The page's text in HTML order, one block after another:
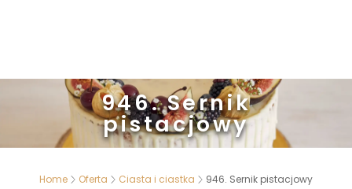
946. Sernik
pistacjowy
Home Oferta Ciasta i ciastka 946. Sernik pistacjowy